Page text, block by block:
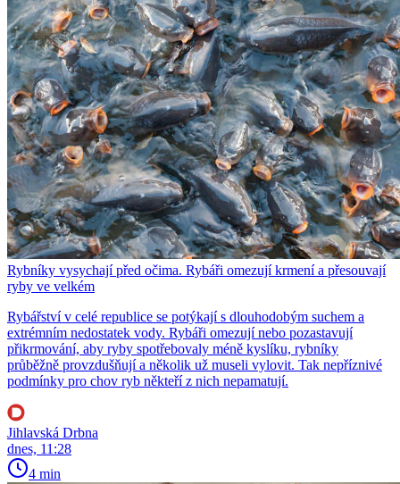
Rybníky vysychají před očima. Rybáři omezují krmení a přesouvají
ryby ve velkém
Rybářství v celé republice se potýkají s dlouhodobým suchem a
extrémním nedostatek vody. Rybáři omezují nebo pozastavují
přikrmování, aby ryby spotřebovaly méně kyslíku, rybníky
průběžně provzdušňují a několik už museli vylovit. Tak nepříznivé
podmínky pro chov ryb někteří z nich nepamatují.
Jihlavská Drbna
dnes, 11:28
4 min